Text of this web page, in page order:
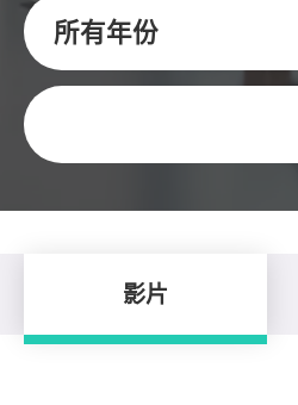
所有年份
關鍵字
影片